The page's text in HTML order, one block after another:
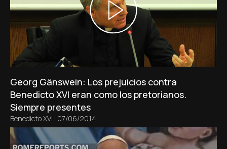
Georg Gänswein: Los prejuicios contra
Benedicto XVI eran como los pretorianos.
Siempre presentes
Benedicto XVI | 07/06/2014